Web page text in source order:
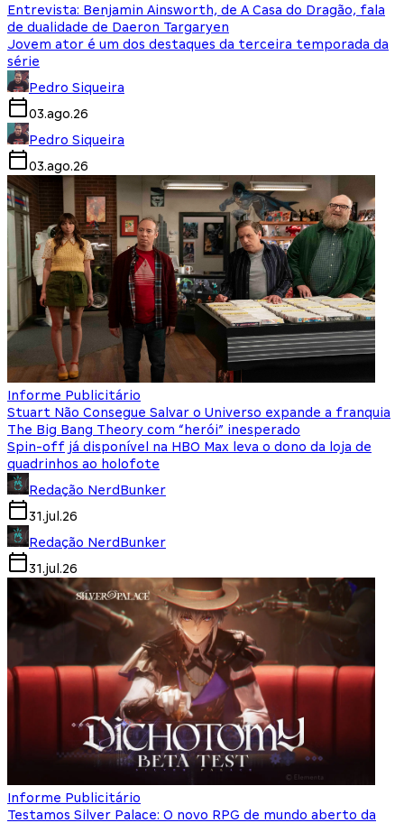
Entrevista: Benjamin Ainsworth, de A Casa do Dragão, fala
de dualidade de Daeron Targaryen
Jovem ator é um dos destaques da terceira temporada da
série
Pedro Siqueira
03.ago.26
Pedro Siqueira
03.ago.26
Informe Publicitário
Stuart Não Consegue Salvar o Universo expande a franquia
The Big Bang Theory com “herói” inesperado
Spin-off já disponível na HBO Max leva o dono da loja de
quadrinhos ao holofote
Redação NerdBunker
31.jul.26
Redação NerdBunker
31.jul.26
Informe Publicitário
Testamos Silver Palace: O novo RPG de mundo aberto da